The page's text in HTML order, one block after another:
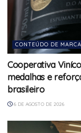
CONTEÚDO DE MARCA
Cooperativa
medalhas e
brasileiro
6 DE AGOSTO DE 2026